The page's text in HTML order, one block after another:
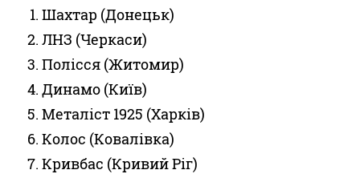
Шахтар (Донецьк)
ЛНЗ (Черкаси)
Полісся (Житомир)
Динамо (Київ)
Металіст 1925 (Харків)
Колос (Ковалівка)
Кривбас (Кривий Ріг)